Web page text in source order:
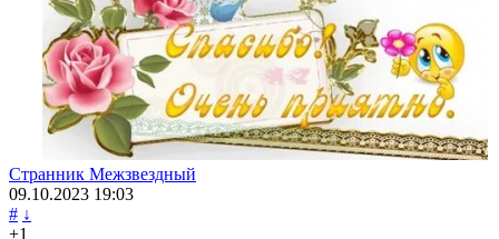
Странник Межзвездный
09.10.2023 19:03
# ↓
+1